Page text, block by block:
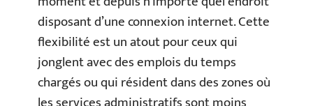
disposant d’une connexion internet. Cette
flexibilité est un atout pour ceux qui
jonglent avec des emplois du temps
chargés ou qui résident dans des zones où